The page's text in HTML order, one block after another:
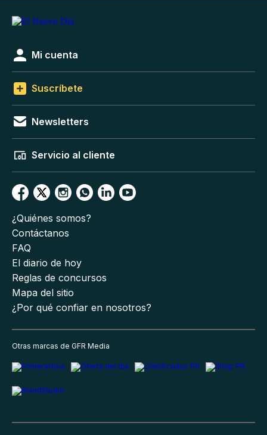
Mi cuenta
Suscríbete
Newsletters
Servicio al cliente
¿Quiénes somos?
Contáctanos
FAQ
El diario de hoy
Reglas de concursos
Mapa del sitio
¿Por qué confiar en nosotros?
Otras marcas de GFR Media